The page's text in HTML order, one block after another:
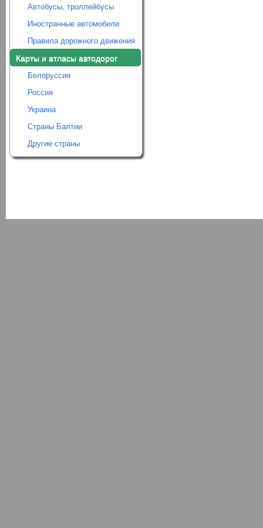
Автобусы, троллейбусы
Иностранные автомобили
Правила дорожного движения
Карты и атласы автодорог
Белоруссия
Россия
Украина
Страны Балтии
Другие страны